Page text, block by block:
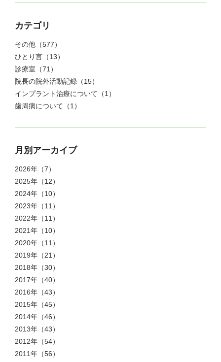
カテゴリ
その他 （577）
ひとり言 （13）
診療室 （71）
院長の院外活動記録 （15）
インプラント治療について （1）
歯周病について （1）
月別アーカイブ
2026年 （7）
2025年 （12）
2024年 （10）
2023年 （11）
2022年 （11）
2021年 （10）
2020年 （11）
2019年 （21）
2018年 （30）
2017年 （40）
2016年 （43）
2015年 （45）
2014年 （46）
2013年 （43）
2012年 （54）
2011年 （56）